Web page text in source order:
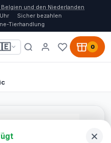
und den Niederlanden
Sicher bezahlen
Tierhandlung
0